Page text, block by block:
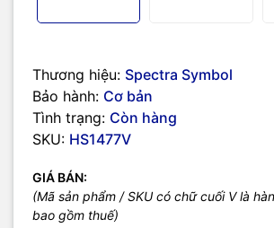
Thương hiệu: Spectra Symbol
Bảo hành: Cơ bản
Tình trạng: Còn hàng
SKU: HS1477V
GIÁ BÁN:
(Mã sản phẩm / SKU có chữ cuối V là
bao gồm thuế)